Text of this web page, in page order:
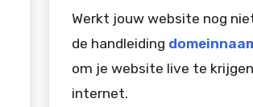
Werkt jouw website nog
de handleiding
om je website live te
internet.